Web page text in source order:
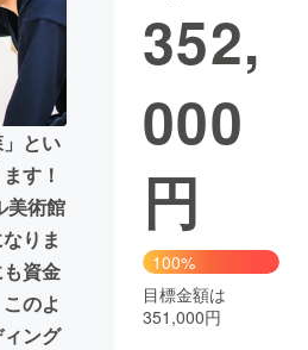
ジェット ゲーム・サ
域活性化
Good
CAMPFIRE Creation
納税machi-ya コミュニティ
とい
す！
美術館
りま
資金
のよ
ング
352,
000
円
100%
目標金額は
351,000円